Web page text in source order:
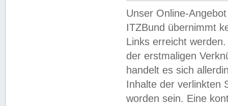
Unser Online-
ITZBund übernimmt
Links erreicht
der erstmaligen
handelt es sich
Inhalte der verlinkten
worden sein. Eine